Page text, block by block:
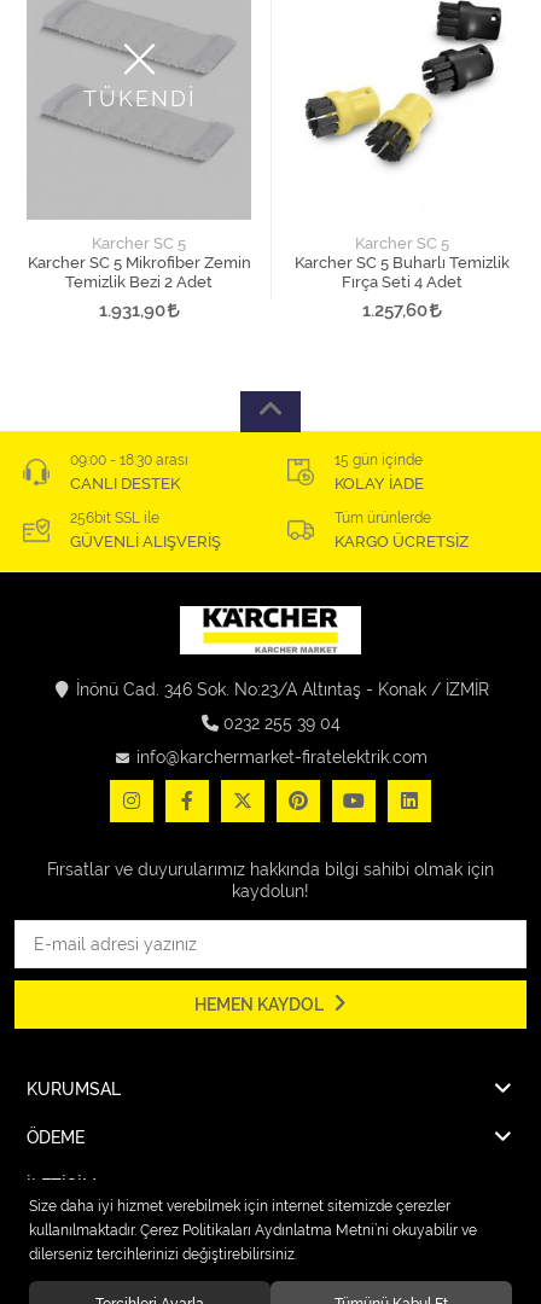
TÜKENDİ
Karcher SC 5
Karcher SC 5 Mikrofiber Zemin
Temizlik Bezi 2 Adet
1.931,90
Karcher SC 5
Karcher SC 5 Buharlı Temizlik
Fırça Seti 4 Adet
1.257,60
09:00 - 18:30 arası
CANLI DESTEK
15 gün içinde
KOLAY İADE
256bit SSL ile
GÜVENLİ ALIŞVERİŞ
Tüm ürünlerde
KARGO ÜCRETSİZ
İnönü Cad. 346 Sok. No:23/A Altıntaş - Konak / İZMİR
0232 255 39 04
info@karchermarket-firatelektrik.com
Fırsatlar ve duyurularımız hakkında bilgi sahibi olmak için
kaydolun!
HEMEN KAYDOL
KURUMSAL
ÖDEME
İLETİŞİM
© 2026Karcher Market Fırat Elektrik. Tüm hakları saklıdır.
Size daha iyi hizmet verebilmek için internet sitemizde çerezler
kullanılmaktadır. Çerez Politikaları Aydınlatma Metni’ni okuyabilir ve
dilerseniz tercihlerinizi değiştirebilirsiniz.